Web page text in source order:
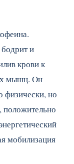
и
крови к
мышц. Он
физически, но
положительно
мобилизация